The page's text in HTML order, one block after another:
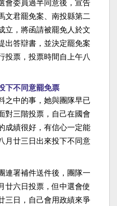
會委員過半同意後，宣告
文君罷免案、南投縣第二
立，將函請被罷免人於文
出答辯書，並決定罷免案
投票，投票時間自上午八
下不同意罷免票
之中的事，她與團隊早已
對三階投票，自己在國會
成績很好，有信心一定能
月廿三日出來投下不同意
連署補件送件後，團隊一
廿六日投票，但中選會使
三日，自己會用政績來爭